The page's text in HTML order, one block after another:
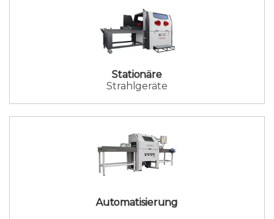
Stationäre
Strahlgeräte
Automatisierung